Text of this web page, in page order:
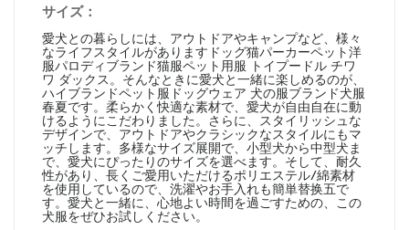
サイズ：
愛犬との暮らしには、アウトドアやキャンプなど、様々
なライフスタイルがありますドッグ猫パーカーペット洋
服パロディブランド猫服ペット用服 トイプードル チワ
ワ ダックス。そんなときに愛犬と一緒に楽しめるのが、
ハイブランドペット服ドッグウェア 犬の服ブランド犬服
春夏です。柔らかく快適な素材で、愛犬が自由自在に動
けるようにこだわりました。さらに、スタイリッシュな
デザインで、アウトドアやクラシックなスタイルにもマ
ッチします。多様なサイズ展開で、小型犬から中型犬ま
で、愛犬にぴったりのサイズを選べます。そして、耐久
性があり、長くご愛用いただけるポリエステル/綿素材
を使用しているので、洗濯やお手入れも簡単替换五で
す。愛犬と一緒に、心地よい時間を過ごすための、この
犬服をぜひお試しください。